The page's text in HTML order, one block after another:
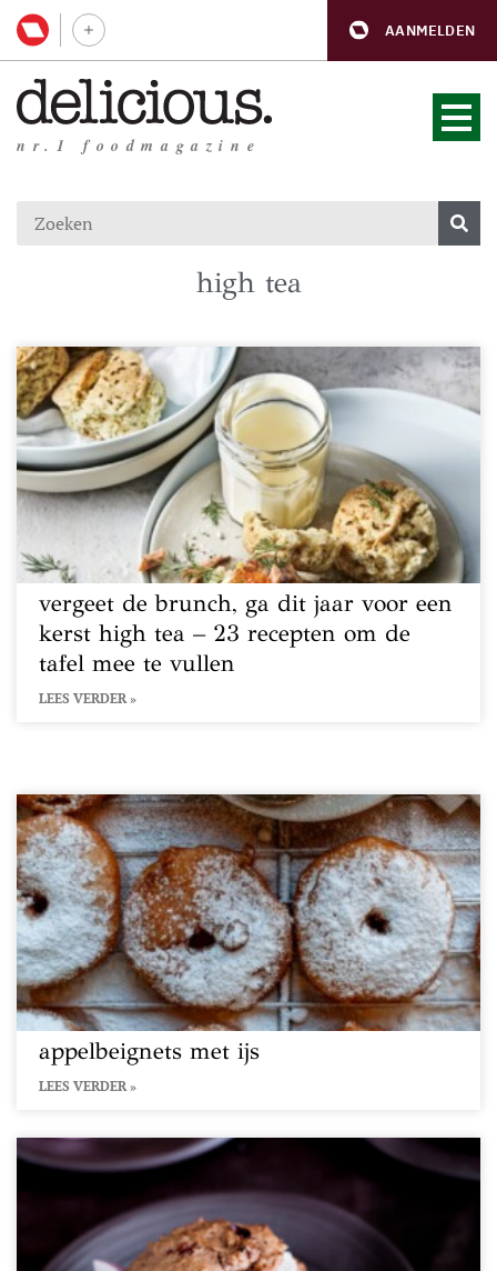
AANMELDEN
nr.1 foodmagazine
high tea
vergeet de brunch, ga dit jaar voor een
kerst high tea – 23 recepten om de
tafel mee te vullen
LEES VERDER »
appelbeignets met ijs
LEES VERDER »